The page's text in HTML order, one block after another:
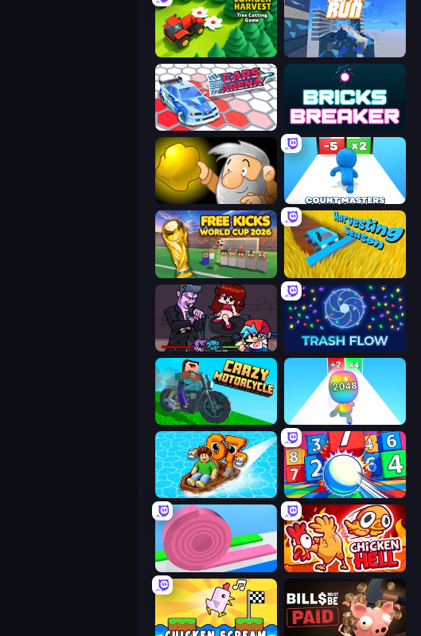
Lumber Harvest: Tree Cutting Game Rooftop Run
Cars Arena Bricks Breaker
Gold Miner
Free Kicks World Cup 2026 Harvesting Season
Friday Night Funkin' Trash Flow
Crazy Motorcycle Man Runner 2048
Float for Brainrots Entropy
Layers Roll Chicken Hell